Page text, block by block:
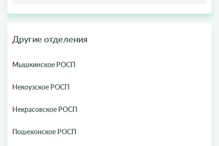
Другие отделения
Мышкинское РОСП
Некоузское РОСП
Некрасовское РОСП
Пошехонское РОСП